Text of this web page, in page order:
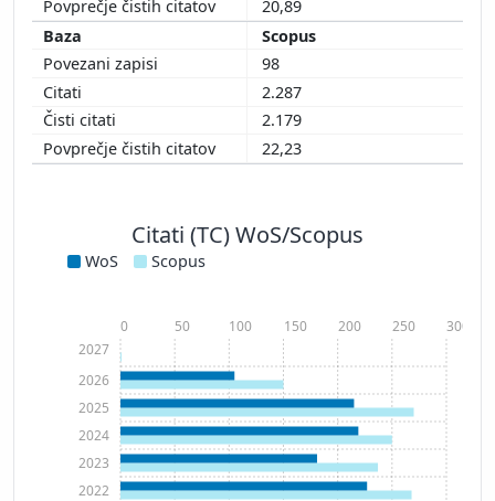
20,89
Scopus
98
2.287
2.179
22,23
Citati (TC) WoS/Scopus
WoS Scopus
2022
2023
2024
2025
2026
2027
0 50 100 150 200 250 300